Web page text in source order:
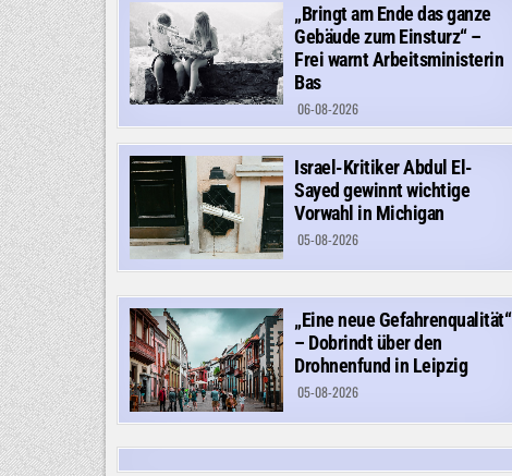
„Bringt am Ende das ganze
Gebäude zum Einsturz“ –
Frei warnt Arbeitsministerin
Bas
06-08-2026
Israel-Kritiker Abdul El-
Sayed gewinnt wichtige
Vorwahl in Michigan
05-08-2026
„Eine neue Gefahrenqualität“
– Dobrindt über den
Drohnenfund in Leipzig
05-08-2026